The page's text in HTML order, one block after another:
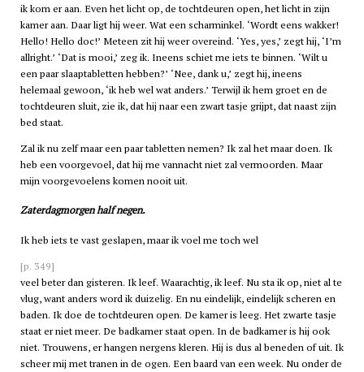
ik kom er aan. Even het licht op, de tochtdeuren open, het licht in zijn
kamer aan. Daar ligt hij weer. Wat een scharminkel. ‘Wordt eens wakker!
Hello! Hello doc!’ Meteen zit hij weer overeind. ‘Yes, yes,’ zegt hij, ‘I’m
allright.’ ‘Dat is mooi,’ zeg ik. Ineens schiet me iets te binnen. ‘Wilt u
een paar slaaptabletten hebben?’ ‘Nee, dank u,’ zegt hij, ineens
helemaal gewoon, ‘ik heb wel wat anders.’ Terwijl ik hem groet en de
tochtdeuren sluit, zie ik, dat hij naar een zwart tasje grijpt, dat naast zijn
bed staat.
Zal ik nu zelf maar een paar tabletten nemen? Ik zal het maar doen. Ik
heb een voorgevoel, dat hij me vannacht niet zal vermoorden. Maar
mijn voorgevoelens komen nooit uit.
Zaterdagmorgen half negen.
Ik heb iets te vast geslapen, maar ik voel me toch wel
[p. 349]
veel beter dan gisteren. Ik leef. Waarachtig, ik leef. Nu sta ik op, niet al te
vlug, want anders word ik duizelig. En nu eindelijk, eindelijk scheren en
baden. Ik doe de tochtdeuren open. De kamer is leeg. Het zwarte tasje
staat er niet meer. De badkamer staat open. In de badkamer is hij ook
niet. Trouwens, er hangen nergens kleren. Hij is dus al beneden of uit. Ik
scheer mij met tranen in de ogen. Een baard van een week. Nu onder de